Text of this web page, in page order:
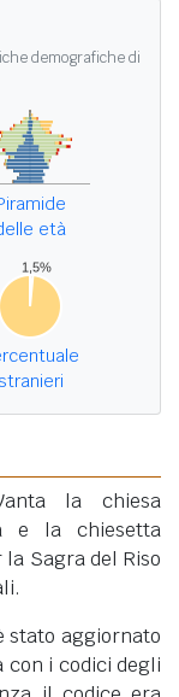
demografiche di
età
stranieri
la chiesa
e la chiesetta
Sagra del Riso
stato aggiornato
i codici degli